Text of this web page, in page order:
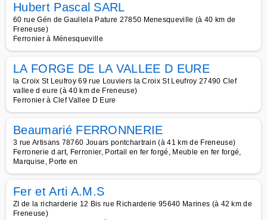
Hubert Pascal SARL
60 rue Gén de Gaullela Pature 27850 Menesqueville (à 40 km de
Freneuse)
Ferronier à Ménesqueville
LA FORGE DE LA VALLEE D EURE
la Croix St Leufroy 69 rue Louviers la Croix St Leufroy 27490 Clef
vallee d eure (à 40 km de Freneuse)
Ferronier à Clef Vallee D Eure
Beaumarié FERRONNERIE
3 rue Artisans 78760 Jouars pontchartrain (à 41 km de Freneuse)
Ferronerie d art, Ferronier, Portail en fer forgé, Meuble en fer forgé,
Marquise, Porte en
Fer et Arti A.M.S
ZI de la richarderie 12 Bis rue Richarderie 95640 Marines (à 42 km de
Freneuse)